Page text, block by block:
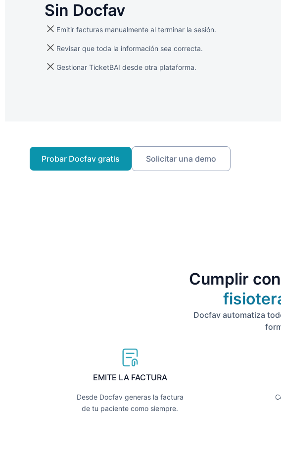
Sin Docfav
Emitir facturas manualmente al terminar la sesión.
Revisar que toda la información sea correcta.
Gestionar TicketBAI desde otra plataforma.
Probar Docfav gratis Solicitar una demo
Cumplir
Docfav automatiza
EMITE LA FACTURA
Desde Docfav generas la factura
de tu paciente como siempre.